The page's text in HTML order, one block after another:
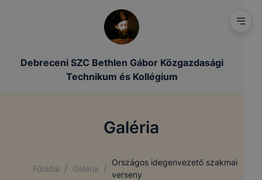
Debreceni SZC Bethlen Gábor Közgazdasági
Technikum és Kollégium
Galéria
Főoldal / Galéria /
Országos idegenvezető szakmai
verseny